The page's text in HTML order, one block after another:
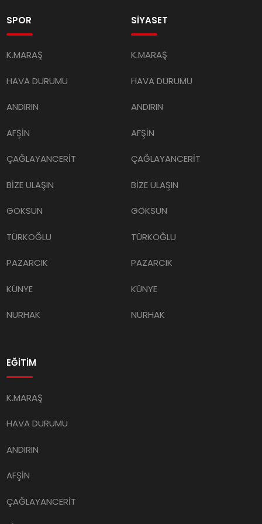
SPOR
K.MARAŞ
HAVA DURUMU
ANDIRIN
AFŞİN
ÇAĞLAYANCERİT
BİZE ULAŞIN
GÖKSUN
TÜRKOĞLU
PAZARCIK
KÜNYE
NURHAK
SİYASET
K.MARAŞ
HAVA DURUMU
ANDIRIN
AFŞİN
ÇAĞLAYANCERİT
BİZE ULAŞIN
GÖKSUN
TÜRKOĞLU
PAZARCIK
KÜNYE
NURHAK
EĞİTİM
K.MARAŞ
HAVA DURUMU
ANDIRIN
AFŞİN
ÇAĞLAYANCERİT